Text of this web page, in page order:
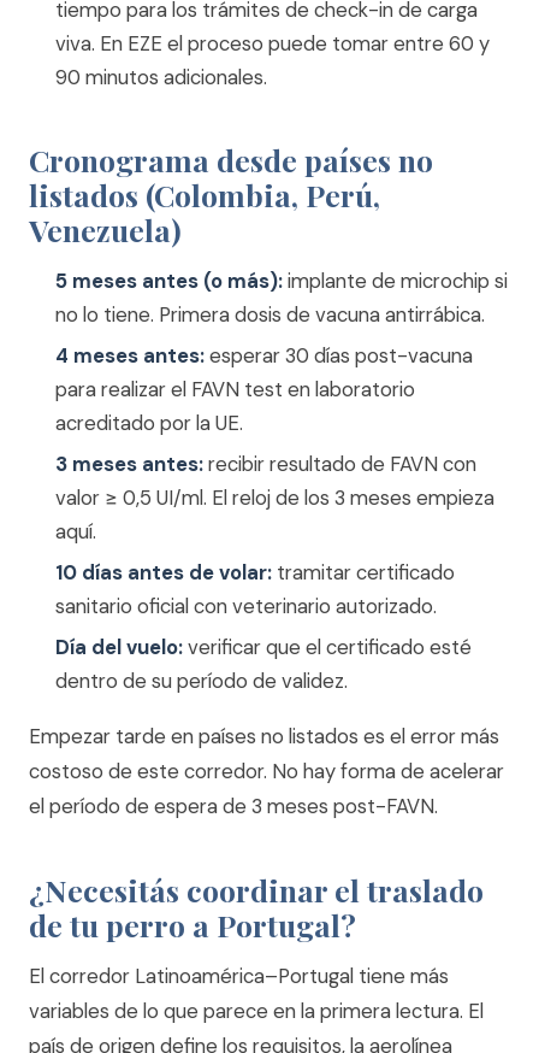
tiempo para los trámites de check-in de carga
viva. En EZE el proceso puede tomar entre 60 y
90 minutos adicionales.
Cronograma desde países no
listados (Colombia, Perú,
Venezuela)
5 meses antes (o más):implante de microchip si
no lo tiene. Primera dosis de vacuna antirrábica.
4 meses antes:esperar 30 días post-vacuna
para realizar el FAVN test en laboratorio
acreditado por la UE.
3 meses antes:recibir resultado de FAVN con
valor ≥ 0,5 UI/ml. El reloj de los 3 meses empieza
aquí.
10 días antes de volar: tramitar certificado
sanitario oficial con veterinario autorizado.
Día del vuelo:verificar que el certificado esté
dentro de su período de validez.
Empezar tarde en países no listados es el error más
costoso de este corredor. No hay forma de acelerar
el período de espera de 3 meses post-FAVN.
¿Necesitás coordinar el traslado
de tu perro a Portugal?
El corredor Latinoamérica–Portugal tiene más
variables de lo que parece en la primera lectura. El
país de origen define los requisitos, la aerolínea